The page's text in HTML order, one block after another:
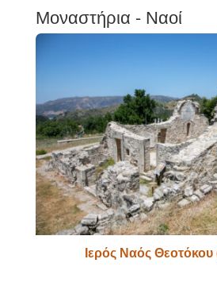
Μοναστήρια - Ναοί
Ιερός Ναός